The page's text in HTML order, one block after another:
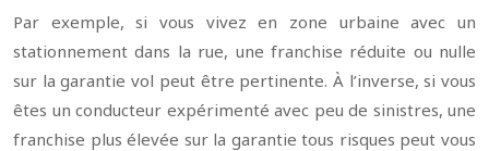
Par exemple, si vous vivez en zone urbaine avec un
stationnement dans la rue, une franchise réduite ou nulle
sur la garantie vol peut être pertinente. À l’inverse, si vous
êtes un conducteur expérimenté avec peu de sinistres, une
franchise plus élevée sur la garantie tous risques peut vous